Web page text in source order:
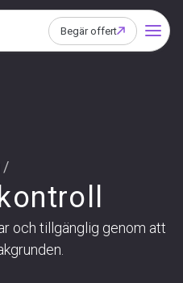
Begär offert
/
och tillgänglig genom att